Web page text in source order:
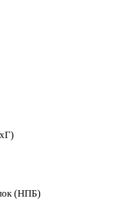
(НПБ)